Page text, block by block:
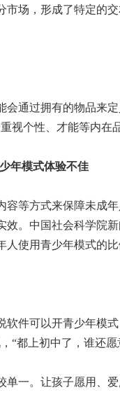
场，形成了特定的交
通过拥有的物品来定
视个性、才能等内在
年模式体验不佳
方式来保障未成年
。中国社会科学院
使用青少年模式的比
件可以开青少年模式
“都上初中了，谁还愿
。让孩子愿用、爱